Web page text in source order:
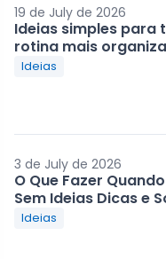
19 de July de 2026
Ideias simples para
rotina mais
Ideias
3 de July de 2026
O Que Fazer
Sem Ideias Dicas e
Ideias